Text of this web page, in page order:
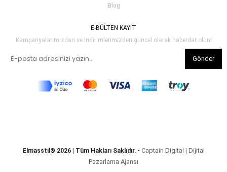
Blog
E-BÜLTEN KAYIT
Kampanyalarımızdan ve indirimlerimizden güncel olarak haberdar olun!
Gönder
Elmasstil® 2026 | Tüm Hakları Saklıdır. • Captain Digital | Dijital
Pazarlama Ajansı